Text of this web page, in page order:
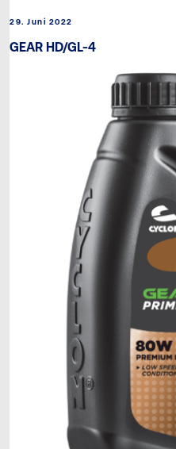
29. Juni 2022
GEAR HD/GL-4